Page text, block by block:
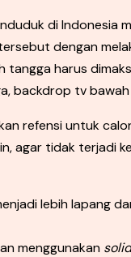
di
dengan
harus
backdrop tv
refensi untuk
agar tidak terjadi
lebih lapang
menggunakan